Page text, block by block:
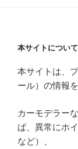
本サイトについて
本サイトは、
ール）の情報
カーモデラー
ば、異常にホ
など）、